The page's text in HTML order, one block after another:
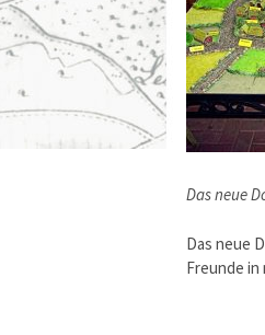
Das neue
Das neue
Freunde